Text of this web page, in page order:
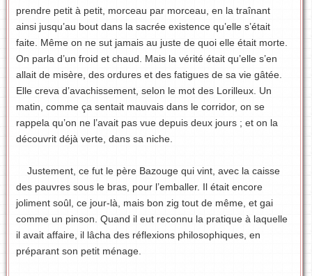
prendre petit à petit, morceau par morceau, en la traînant
ainsi jusqu’au bout dans la sacrée existence qu’elle s’était
faite. Même on ne sut jamais au juste de quoi elle était morte.
On parla d’un froid et chaud. Mais la vérité était qu’elle s’en
allait de misère, des ordures et des fatigues de sa vie gâtée.
Elle creva d’avachissement, selon le mot des Lorilleux. Un
matin, comme ça sentait mauvais dans le corridor, on se
rappela qu’on ne l’avait pas vue depuis deux jours ; et on la
découvrit déjà verte, dans sa niche.
Justement, ce fut le père Bazouge qui vint, avec la caisse
des pauvres sous le bras, pour l’emballer. Il était encore
joliment soûl, ce jour-là, mais bon zig tout de même, et gai
comme un pinson. Quand il eut reconnu la pratique à laquelle
il avait affaire, il lâcha des réflexions philosophiques, en
préparant son petit ménage.